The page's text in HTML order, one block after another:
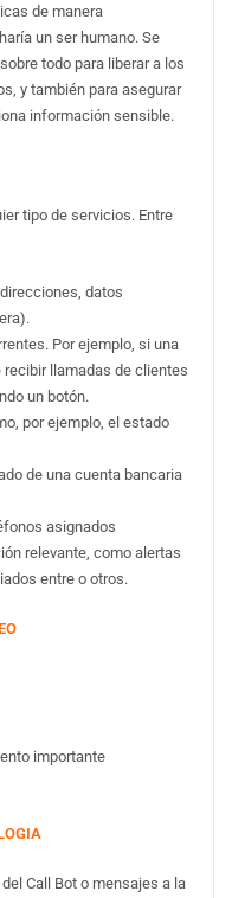
de manera
un ser humano. Se
todo para liberar a los
y también para asegurar
información sensible.
tipo de servicios. Entre
datos
Por ejemplo, si una
llamadas de clientes
un botón.
por ejemplo, el estado
de una cuenta bancaria
asignados
relevante, como alertas
entre o otros.
importante
Call Bot o mensajes a la